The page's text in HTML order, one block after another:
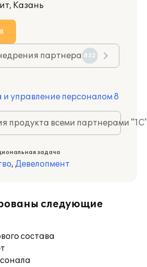
Казань
партнера 832
и управление персоналом 8
продукта всеми партнерами
задача
, Девелопмент
следующие
состава